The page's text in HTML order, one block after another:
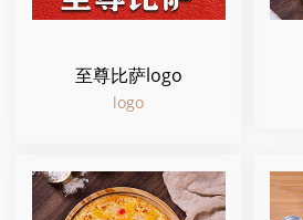
至尊比萨logo
logo